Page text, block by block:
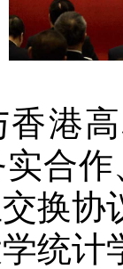
港
合
换协
统